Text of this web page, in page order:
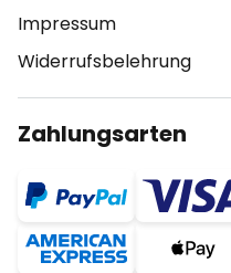
Impressum
Widerrufsbelehrung
Zahlungsarten